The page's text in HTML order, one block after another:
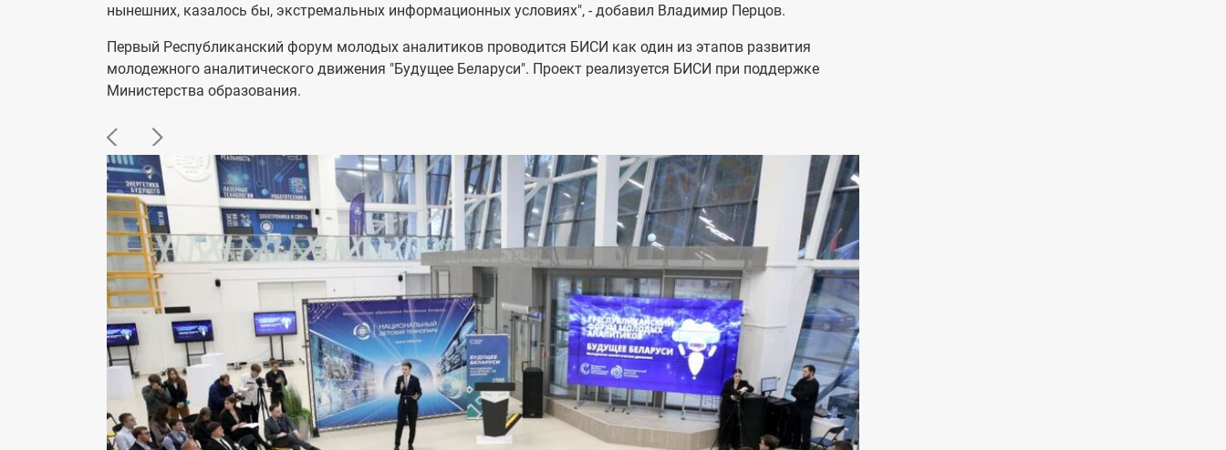
нынешних, казалось бы, экстремальных информационных условиях", - добавил Владимир Перцов.
Первый Республиканский форум молодых аналитиков проводится БИСИ как один из этапов развития
молодежного аналитического движения "Будущее Беларуси". Проект реализуется БИСИ при поддержке
Министерства образования.